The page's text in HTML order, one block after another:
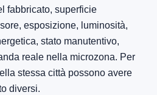
fabbricato, superficie
esposizione, luminosità,
stato manutentivo,
reale nella microzona. Per
stessa città possono avere
diversi.